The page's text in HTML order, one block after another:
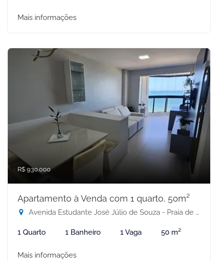
Mais informações
R$ 930.000
Apartamento à Venda com 1 quarto, 50m²
Avenida Estudante José Júlio de Souza - Praia de Itaparica, Vila Velha-ES
1 Quarto 1 Banheiro 1 Vaga 50 m²
Mais informações